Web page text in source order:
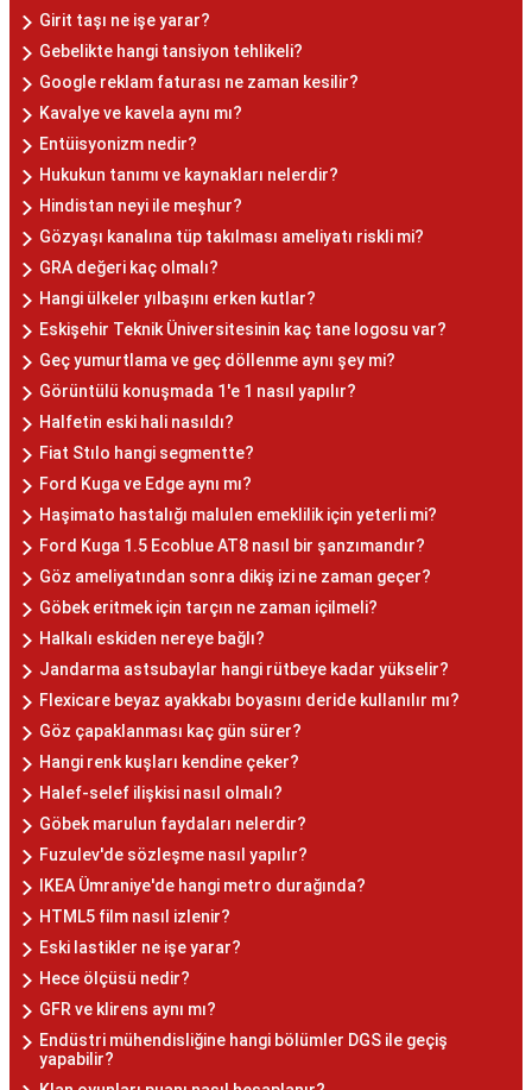
Girit taşı ne işe yarar?
Gebelikte hangi tansiyon tehlikeli?
Google reklam faturası ne zaman kesilir?
Kavalye ve kavela aynı mı?
Entüisyonizm nedir?
Hukukun tanımı ve kaynakları nelerdir?
Hindistan neyi ile meşhur?
Gözyaşı kanalına tüp takılması ameliyatı riskli mi?
GRA değeri kaç olmalı?
Hangi ülkeler yılbaşını erken kutlar?
Eskişehir Teknik Üniversitesinin kaç tane logosu var?
Geç yumurtlama ve geç döllenme aynı şey mi?
Görüntülü konuşmada 1'e 1 nasıl yapılır?
Halfetin eski hali nasıldı?
Fiat Stılo hangi segmentte?
Ford Kuga ve Edge aynı mı?
Haşimato hastalığı malulen emeklilik için yeterli mi?
Ford Kuga 1.5 Ecoblue AT8 nasıl bir şanzımandır?
Göz ameliyatından sonra dikiş izi ne zaman geçer?
Göbek eritmek için tarçın ne zaman içilmeli?
Halkalı eskiden nereye bağlı?
Jandarma astsubaylar hangi rütbeye kadar yükselir?
Flexicare beyaz ayakkabı boyasını deride kullanılır mı?
Göz çapaklanması kaç gün sürer?
Hangi renk kuşları kendine çeker?
Halef-selef ilişkisi nasıl olmalı?
Göbek marulun faydaları nelerdir?
Fuzulev'de sözleşme nasıl yapılır?
IKEA Ümraniye'de hangi metro durağında?
HTML5 film nasıl izlenir?
Eski lastikler ne işe yarar?
Hece ölçüsü nedir?
GFR ve klirens aynı mı?
Endüstri mühendisliğine hangi bölümler DGS ile geçiş
yapabilir?